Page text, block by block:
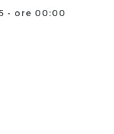
- ore 00:00